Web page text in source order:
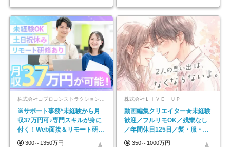
※サポート事務*未経験から月
収37万円可♪専門スキルが身に
付く！Web面接＆リモート研修
も充実♪/a
300～1350万円
株式会社ＬＩＶＥ ＵＰ
動画編集クリエイター★未経験
歓迎／フルリモOK／残業なし
／年間休日125日／髪・服・ネ
イル自由／研修充実で安心
350～1000万円